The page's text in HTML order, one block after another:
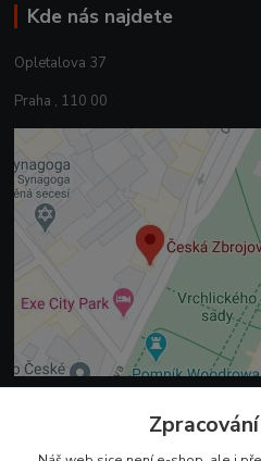
Kde nás najdete
Opletalova 37
Praha , 110 00